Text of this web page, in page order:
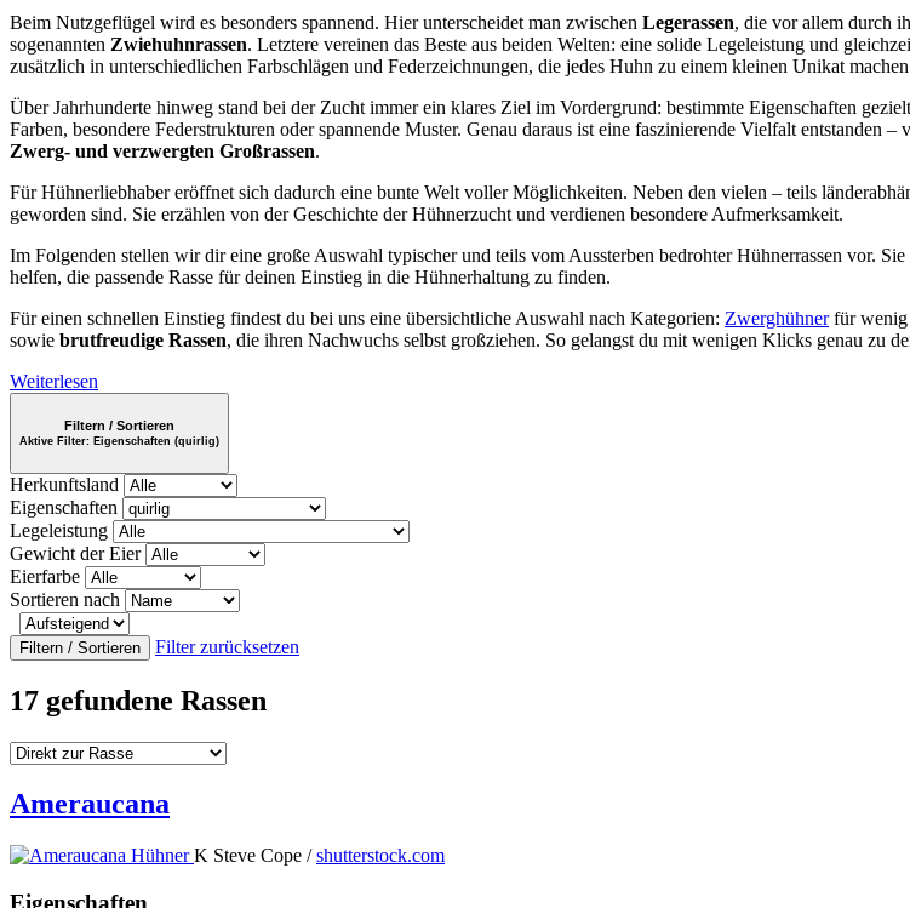
Beim Nutzgeflügel wird es besonders spannend. Hier unterscheidet man zwischen Legerassen, die vor allem durch
sogenannten Zwiehuhnrassen. Letztere vereinen das Beste aus beiden Welten: eine solide Legeleistung und
zusätzlich in unterschiedlichen Farbschlägen und Federzeichnungen, die jedes Huhn zu einem kleinen Unikat
Über Jahrhunderte hinweg stand bei der Zucht immer ein klares Ziel im Vordergrund: bestimmte Eigenschaften
Farben, besondere Federstrukturen oder spannende Muster. Genau daraus ist eine faszinierende Vielfalt entstanden –
Zwerg- und verzwergten Großrassen.
Für Hühnerliebhaber eröffnet sich dadurch eine bunte Welt voller Möglichkeiten. Neben den vielen – teils
geworden sind. Sie erzählen von der Geschichte der Hühnerzucht und verdienen besondere Aufmerksamkeit.
Im Folgenden stellen wir dir eine große Auswahl typischer und teils vom Aussterben bedrohter Hühnerrassen vor.
helfen, die passende Rasse für deinen Einstieg in die Hühnerhaltung zu finden.
Für einen schnellen Einstieg findest du bei uns eine übersichtliche Auswahl nach Kategorien: Zwerghühnerfür wenig
sowie brutfreudige Rassen, die ihren Nachwuchs selbst großziehen. So gelangst du mit wenigen Klicks genau zu
Weiterlesen
Filtern / Sortieren
Aktive Filter: Eigenschaften (quirlig)
Herkunftsland
Eigenschaften
Legeleistung
Gewicht der Eier
Eierfarbe
Sortieren nach
Filtern / Sortieren Filter zurücksetzen
17 gefundene Rassen
Ameraucana
K Steve Cope /shutterstock.com
Eigenschaften